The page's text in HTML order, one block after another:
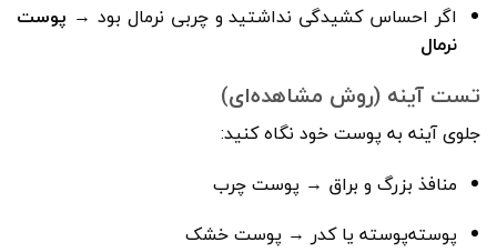
اگر احساس کشیدگی نداشتید و چربی نرمال بود → پوست
نرمال
تست آینه (روش مشاهده‌ای)
جلوی آینه به پوست خود نگاه کنید:
منافذ بزرگ و براق → پوست چرب
پوسته‌پوسته یا کدر → پوست خشک